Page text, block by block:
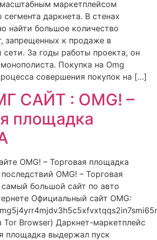
маркетплейсом
сегмента даркнета. В стенах
найти большое количество
запрещенных к продаже в
сети. За годы работы проекта, он
Покупка на Omg
совершения покупок на […]
САЙТ : OMG! –
площадка
OMG! – Торговая площадка
OMG! – Торговая
большой сайт по авто
Официальный сайт OMG:
Tor Browser) Даркнет-маркетплейс
площадка выдержал пуск